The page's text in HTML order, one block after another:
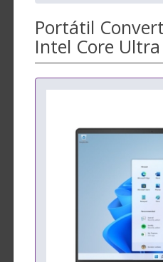
Portátil
Intel Core